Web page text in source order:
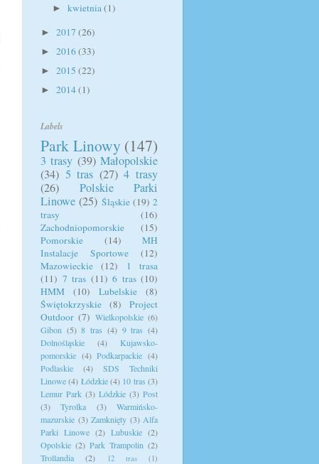
►kwietnia(1)
► 2017 (26)
► 2016(33)
► 2015 (22)
► 2014(1)
Labels
Park Linowy (147)
3 trasy (39) Małopolskie
(34) 5 tras (27) 4 trasy
(26)
Polskie Parki
Linowe (25) Śląskie (19) 2
trasy
(16)
Zachodniopomorskie
(15)
Pomorskie
(14)
MH
Instalacje Sportowe
(12)
Mazowieckie
(12)
1 trasa
(11) 7 tras (11) 6 tras (10)
HMM
(10) Lubelskie
(8)
Świętokrzyskie
(8)
Project
Outdoor (7) Wielkopolskie (6)
Gibon (5) 8 tras (4) 9 tras (4)
Dolnośląskie
(4)
Kujawsko-
pomorskie (4) Podkarpackie (4)
Podlaskie
(4)
SDS Techniki
Linowe (4) Łódzkie (4) 10 tras (3)
Lemur Park (3) Lódzkie (3) Post
(3)
Tyrolka (3)
Warmińsko-
mazurskie (3) Zamknięty (3) Alfa
Parki Linowe (2) Lubuskie (2)
Opolskie (2) Park Trampolin (2)
Trollandia
(2) 12 tras
(1)